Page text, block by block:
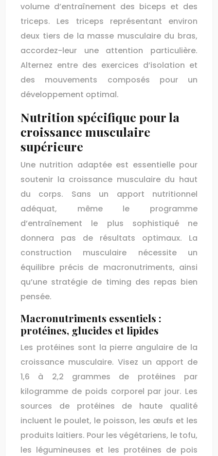
volume d’entraînement des biceps et des
triceps. Les triceps représentant environ
deux tiers de la masse musculaire du bras,
accordez-leur une attention particulière.
Alternez entre des exercices d’isolation et
des mouvements composés pour un
développement optimal.
Nutrition spécifique pour la
croissance musculaire
supérieure
Une nutrition adaptée est essentielle pour
soutenir la croissance musculaire du haut
du corps. Sans un apport nutritionnel
adéquat, même le programme
d’entraînement le plus sophistiqué ne
donnera pas de résultats optimaux. La
construction musculaire nécessite un
équilibre précis de macronutriments, ainsi
qu’une stratégie de timing des repas bien
pensée.
Macronutriments essentiels :
protéines, glucides et lipides
Les protéines sont la pierre angulaire de la
croissance musculaire. Visez un apport de
1,6 à 2,2 grammes de protéines par
kilogramme de poids corporel par jour. Les
sources de protéines de haute qualité
incluent le poulet, le poisson, les œufs et les
produits laitiers. Pour les végétariens, le tofu,
les légumineuses et les protéines de pois